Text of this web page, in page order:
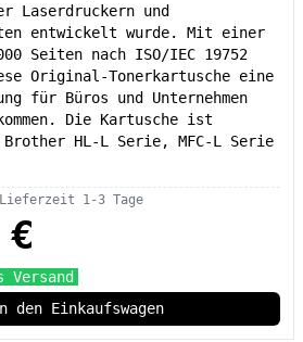
Laserdruckern und
entwickelt wurde. Mit einer
Seiten nach ISO/IEC 19752
Original-Tonerkartusche eine
für Büros und Unternehmen
Die Kartusche ist
HL-L Serie, MFC-L Serie
Lieferzeit 1-3 Tage
Versand
den Einkaufswagen